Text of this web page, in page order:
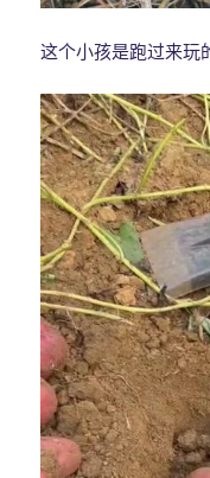
这个小孩是跑过来玩